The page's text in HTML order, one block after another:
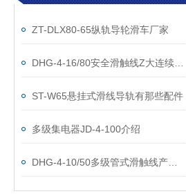
ZT-DLX80-65纵轨导轮滑车厂家
ST-W65悬挂式滑线导轨有那些配件
多级集电器JD-4-100介绍